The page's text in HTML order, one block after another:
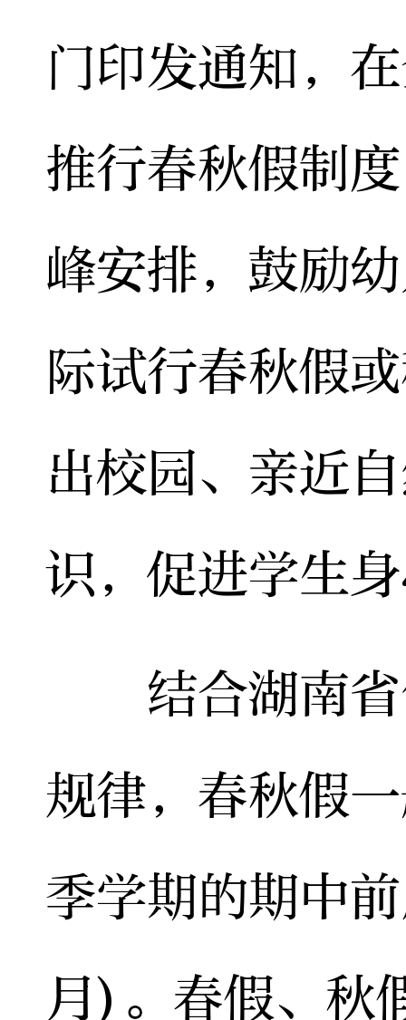
门印发通知，
推行春秋假制
峰安排，鼓励
际试行春秋假
出校园、亲近
识，促进学生
结合湖南省
规律，春秋假
季学期的期中
月)。春假、秋